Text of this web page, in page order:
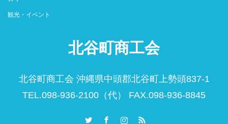
観光・イベント
北谷町商工会
北谷町商工会 沖縄県中頭郡北谷町上勢頭837-1
TEL.098-936-2100（代） FAX.098-936-8845
Instagram
RSS